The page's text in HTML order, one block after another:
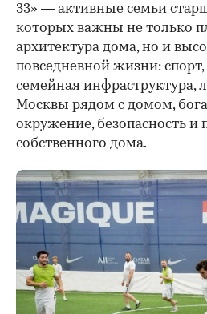
33» — активные семьи
которых важны не только
архитектура дома, но и
повседневной жизни:
семейная инфраструктура,
Москвы рядом с домом,
окружение, безопасность и
собственного дома.